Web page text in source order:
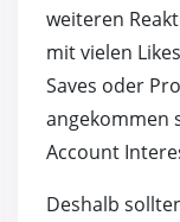
weiteren
mit vielen
Saves oder
angekommen
Account
Deshalb